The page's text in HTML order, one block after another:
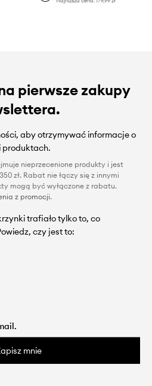
pierwsze zakupy
aby otrzymywać informacje o
produktach.
nieprzecenione produkty i jest
zł. Rabat nie łączy się z innymi
mogą być wyłączone z rabatu.
z promocji.
trafiało tylko to, co
czy jest to:
mnie